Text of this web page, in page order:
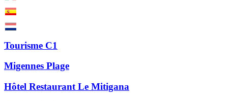
Tourisme C1
Migennes Plage
Hôtel Restaurant Le Mitigana